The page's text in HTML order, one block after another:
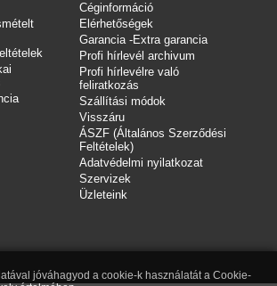
Céginformáció
Elérhetőségek
Garancia -Extra garancia
Profi hírlevél archivum
Profi hírlevélre való
feliratkozás
Szállítási módok
Visszáru
ÁSZF (Általános Szerződési
Feltételek)
Adatvédelmi nyilatkozat
Szervizek
Üzleteink
jóváhagyod a cookie-k használatát a Cookie-